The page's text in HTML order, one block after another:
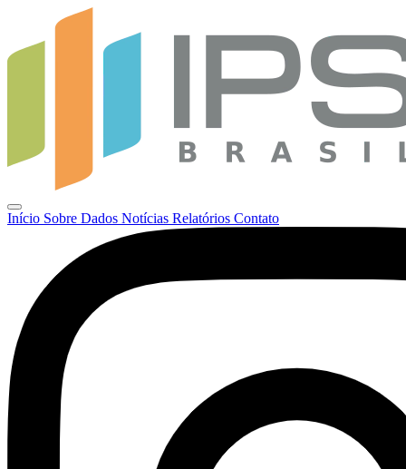
Início Sobre Dados Notícias Relatórios Contato